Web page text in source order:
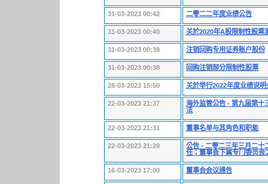
31-03-2023 00:42 二零二二年度业绩公告
31-03-2023 00:40 关於2020年A股限制性股票
31-03-2023 00:39 注销回购专用证券账户股份
31-03-2023 00:38 回购注销部分限制性股票
28-03-2023 15:50 关於举行2022年度业绩说明
22-03-2023 21:37
海外监管公告 - 第九届第十
法
22-03-2023 21:31 董事名单与其角色和职能
22-03-2023 21:28
公告 - 二零二三年三月二十
任；董事会下属专门委员会
16-03-2023 17:00 董事会会议通告